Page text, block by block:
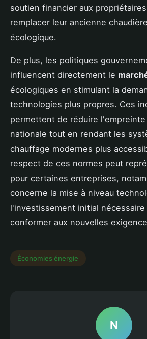
soutien financier aux
remplacer leur ancienne
écologique.
De plus, les politiques
influencent directement le
écologiques en stimulant la
technologies plus propres. Ces
permettent de réduire
nationale tout en rendant les
chauffage modernes plus
respect de ces normes peut
pour certaines entreprises,
concerne la mise à niveau
l'investissement initial nécessaire
conformer aux nouvelles
Économies énergie
N